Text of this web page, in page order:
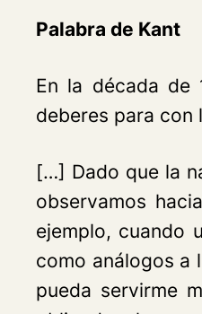
Palabra de Kant
En la década de
deberes para con
[…] Dado que la
observamos
ejemplo, cuando
como análogos a
pueda servirme